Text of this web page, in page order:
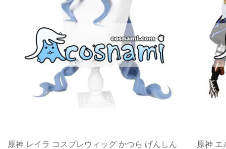
原神 レイラ コスプレウィッグ かつら げんしん
原神 エ